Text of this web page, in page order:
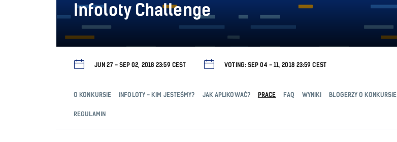
Infoloty Challenge
JUN 27 - SEP 02, 2018 23:59 CEST VOTING: SEP 04 - 11, 2018 23:59 CEST
O KONKURSIE INFOLOTY - KIM JESTEŚMY? JAK APLIKOWAĆ? PRACE FAQ WYNIKI BLOGERZY O KONKURSIE
REGULAMIN